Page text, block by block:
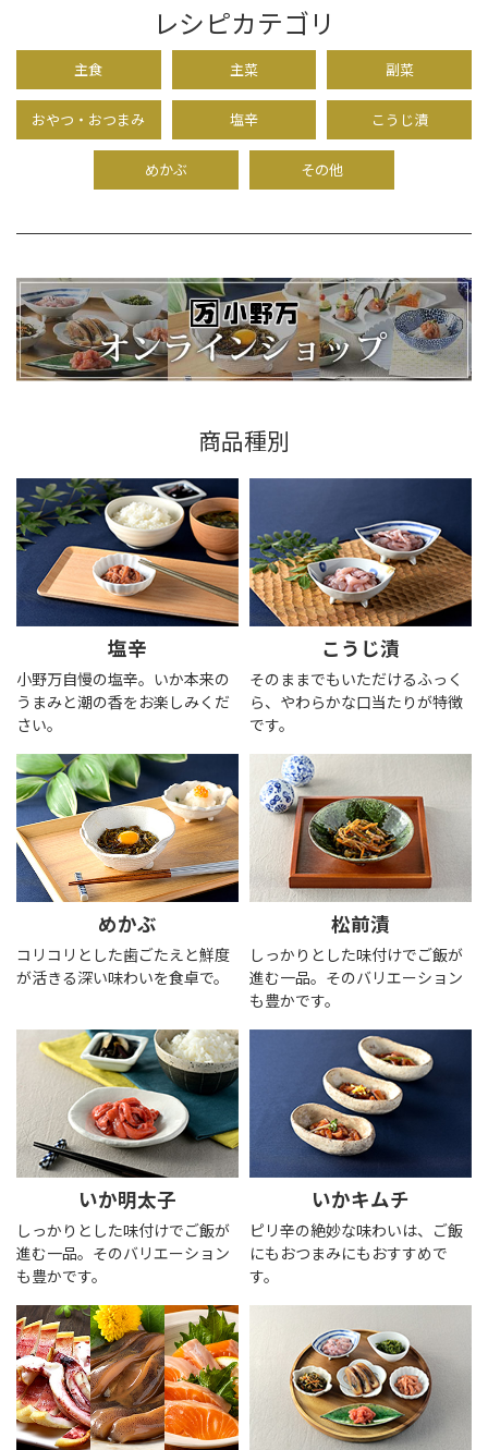
レシピカテゴリ
主食 主菜 副菜
おやつ・おつまみ 塩辛 こうじ漬
めかぶ その他
商品種別
塩辛
小野万自慢の塩辛。いか本来の
うまみと潮の香をお楽しみくだ
さい。
こうじ漬
そのままでもいただけるふっく
ら、やわらかな口当たりが特徴
です。
めかぶ
コリコリとした歯ごたえと鮮度
が活きる深い味わいを食卓で。
松前漬
しっかりとした味付けでご飯が
進む一品。そのバリエーション
も豊かです。
いか明太子
しっかりとした味付けでご飯が
進む一品。そのバリエーション
も豊かです。
いかキムチ
ピリ辛の絶妙な味わいは、ご飯
にもおつまみにもおすすめで
す。